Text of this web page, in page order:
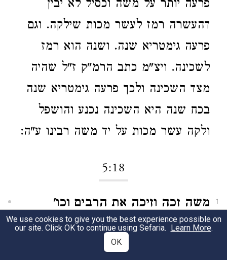
פרעה יותר על משה וכסיל לא יבין
דהעשרה רמז לעשר מכות שילקה. וגם
פרעה גימטריא שנה. ושנה הוא רמז
לשכינה. ויצ"מ כתב הרמ"ק ז"ל שהיה
מצד השכינה ולכך פרעה גימטריא שנה
בכח שנה היא השכינה נכנע והושפל
ולקה עשר מכות על יד משה רבינו ע"ה:
5:18
1
משה זכה וזיכה את הרבים וכו'
שנאמר צדקת ה' עשה ומשפטיו עם
אפשר לרמוז דר"ת צדקת ה'
We use cookies to give you the best experience possible on
our site. Click OK to continue using Sefaria. Learn More.
OK